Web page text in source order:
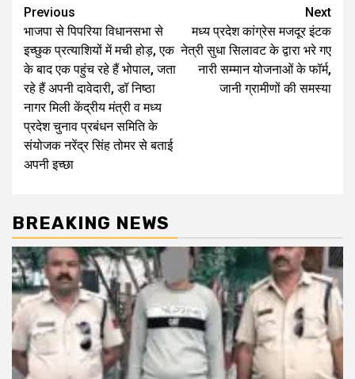
Post
navigation
Previous
भाजपा से पिपरिया विधानसभा से
इच्छुक प्रत्याशियों में मची होड़, एक
के बाद एक पहुंच रहे हैं भोपाल, जता
रहे हैं अपनी दावेदारी, डॉ निष्ठा
नागर मिली केंद्रीय मंत्री व मध्य
प्रदेश चुनाव प्रबंधन समिति के
संयोजक नरेंद्र सिंह तोमर से बताई
अपनी इच्छा
Next
मध्य प्रदेश कांग्रेस मजदूर इंटक
नेत्री सुधा सिलावट के द्वारा भरे गए
नारी सम्मान योजनाओं के फॉर्म,
जानी ग्रामीणों की समस्या
BREAKING NEWS